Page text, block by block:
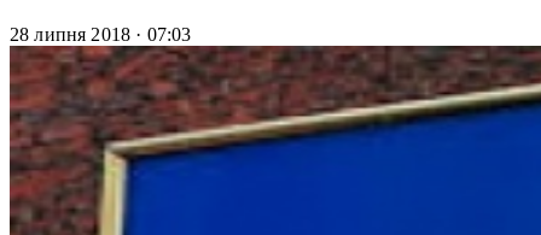
28 липня 2018 · 07:03